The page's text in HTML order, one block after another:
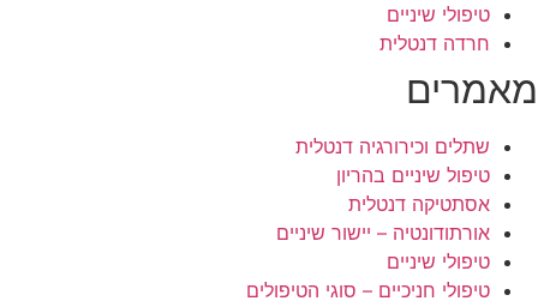
טיפולי שיניים
חרדה דנטלית
מאמרים
שתלים וכירורגיה דנטלית
טיפול שיניים בהריון
אסתטיקה דנטלית
אורתודונטיה – יישור שיניים
טיפולי שיניים
טיפולי חניכיים – סוגי הטיפולים